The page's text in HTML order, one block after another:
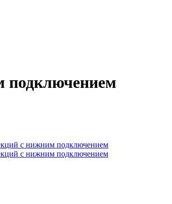
подключением